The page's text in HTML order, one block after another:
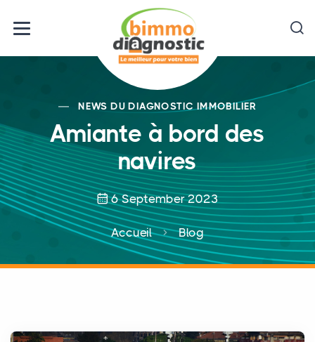
NEWS DU DIAGNOSTIC IMMOBILIER
Amiante à bord des
navires
6 September 2023
Accueil Blog